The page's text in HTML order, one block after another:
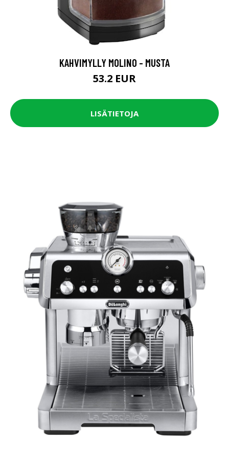
KAHVIMYLLY MOLINO - MUSTA
53.2 EUR
LISÄTIETOJA